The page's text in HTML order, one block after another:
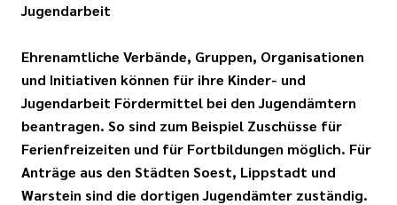
Jugendarbeit
Ehrenamtliche Verbände, Gruppen, Organisationen
und Initiativen können für ihre Kinder- und
Jugendarbeit Fördermittel bei den Jugendämtern
beantragen. So sind zum Beispiel Zuschüsse für
Ferienfreizeiten und für Fortbildungen möglich. Für
Anträge aus den Städten Soest, Lippstadt und
Warstein sind die dortigen Jugendämter zuständig.